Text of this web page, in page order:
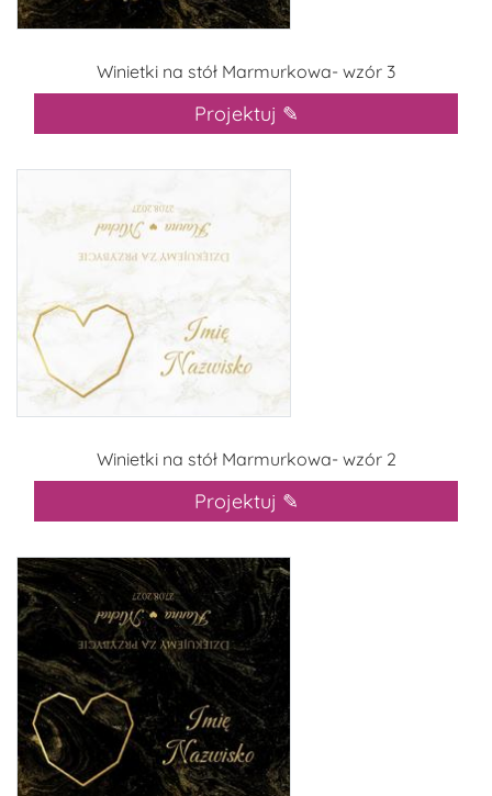
Winietki na stół Marmurkowa- wzór 3
Projektuj ✎
Winietki na stół Marmurkowa- wzór 2
Projektuj ✎